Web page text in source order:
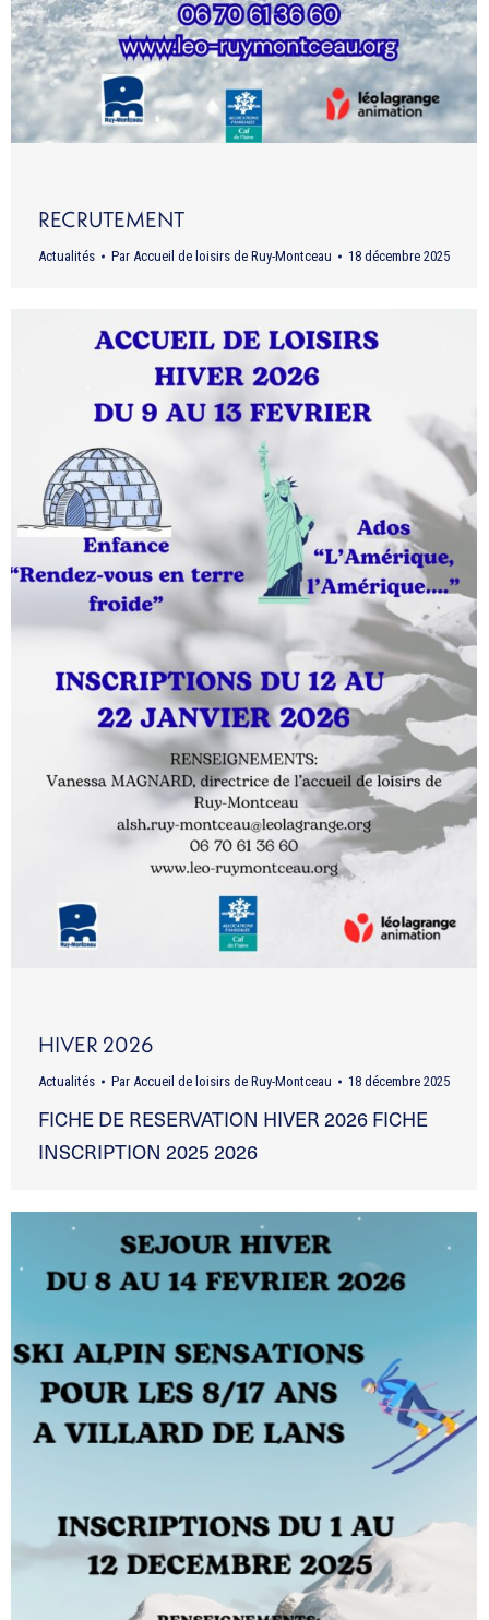
RECRUTEMENT
Actualités Par Accueil de loisirs de Ruy-Montceau 18 décembre 2025
HIVER 2026
Actualités Par Accueil de loisirs de Ruy-Montceau 18 décembre 2025
FICHE DE RESERVATION HIVER 2026 FICHE
INSCRIPTION 2025 2026